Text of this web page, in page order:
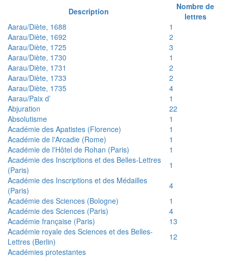
Description
Nombre de
lettres
Aarau/Diète, 1688
1
Aarau/Diète, 1692
2
Aarau/Diète, 1725
3
Aarau/Diète, 1730
1
Aarau/Diète, 1731
2
Aarau/Diète, 1733
2
Aarau/Diète, 1735
4
Aarau/Paix d’
1
Abjuration
22
Absolutisme
1
Académie des Apatistes (Florence)
1
Académie de l'Arcadie (Rome)
1
Académie de l'Hôtel de Rohan (Paris)
1
Académie des Inscriptions et des Belles-Lettres
(Paris)
1
Académie des Inscriptions et des Médailles
(Paris)
4
Académie des Sciences (Bologne)
1
Académie des Sciences (Paris)
4
Académie française (Paris)
13
Académie royale des Sciences et des Belles-
Lettres (Berlin)
12
Académies protestantes